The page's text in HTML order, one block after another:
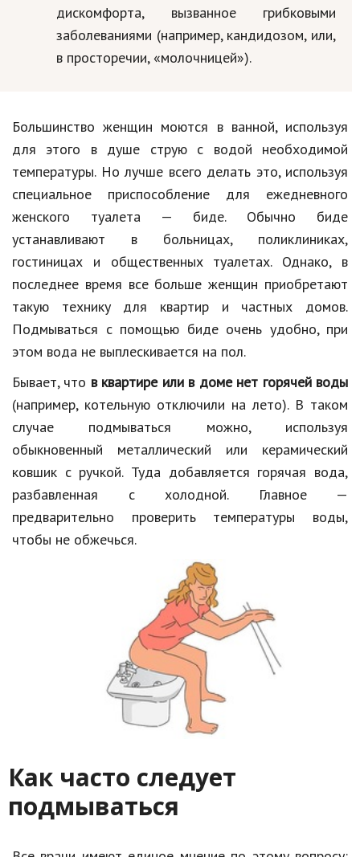
дискомфорта, вызванное грибковыми
заболеваниями (например, кандидозом, или,
в просторечии, «молочницей»).
Большинство женщин моются в ванной, используя
для этого в душе струю с водой необходимой
температуры. Но лучше всего делать это, используя
специальное приспособление для ежедневного
женского туалета — биде. Обычно биде
устанавливают в больницах, поликлиниках,
гостиницах и общественных туалетах. Однако, в
последнее время все больше женщин приобретают
такую технику для квартир и частных домов.
Подмываться с помощью биде очень удобно, при
этом вода не выплескивается на пол.
Бывает, что в квартире или в доме нет горячей воды
(например, котельную отключили на лето). В таком
случае подмываться можно, используя
обыкновенный металлический или керамический
ковшик с ручкой. Туда добавляется горячая вода,
разбавленная с холодной. Главное —
предварительно проверить температуры воды,
чтобы не обжечься.
Как часто следует
подмываться